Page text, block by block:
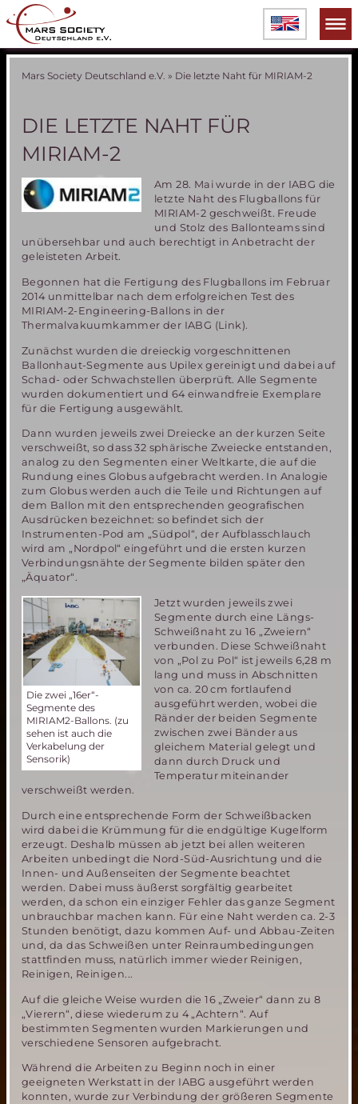
Mars Society Deutschland e.V. » Die letzte Naht für MIRIAM-2
DIE LETZTE NAHT FÜR
MIRIAM-2
Am 28. Mai wurde in der IABG die
letzte Naht des Flugballons für
MIRIAM-2 geschweißt. Freude
und Stolz des Ballonteams sind
unübersehbar und auch berechtigt in Anbetracht der
geleisteten Arbeit.
Begonnen hat die Fertigung des Flugballons im Februar
2014 unmittelbar nach dem erfolgreichen Test des
MIRIAM-2-Engineering-Ballons in der
Thermalvakuumkammer der IABG (Link).
Zunächst wurden die dreieckig vorgeschnittenen
Ballonhaut-Segmente aus Upilex gereinigt und dabei auf
Schad- oder Schwachstellen überprüft. Alle Segmente
wurden dokumentiert und 64 einwandfreie Exemplare
für die Fertigung ausgewählt.
Dann wurden jeweils zwei Dreiecke an der kurzen Seite
verschweißt, so dass 32 sphärische Zweiecke entstanden,
analog zu den Segmenten einer Weltkarte, die auf die
Rundung eines Globus aufgebracht werden. In Analogie
zum Globus werden auch die Teile und Richtungen auf
dem Ballon mit den entsprechenden geografischen
Ausdrücken bezeichnet: so befindet sich der
Instrumenten-Pod am „Südpol“, der Aufblasschlauch
wird am „Nordpol“ eingeführt und die ersten kurzen
Verbindungsnähte der Segmente bilden später den
„Äquator“.
Die zwei „16er“-
Segmente des
MIRIAM2-Ballons. (zu
sehen ist auch die
Verkabelung der
Sensorik)
Jetzt wurden jeweils zwei
Segmente durch eine Längs-
Schweißnaht zu 16 „Zweiern“
verbunden. Diese Schweißnaht
von „Pol zu Pol“ ist jeweils 6,28 m
lang und muss in Abschnitten
von ca. 20 cm fortlaufend
ausgeführt werden, wobei die
Ränder der beiden Segmente
zwischen zwei Bänder aus
gleichem Material gelegt und
dann durch Druck und
Temperatur miteinander
verschweißt werden.
Durch eine entsprechende Form der Schweißbacken
wird dabei die Krümmung für die endgültige Kugelform
erzeugt. Deshalb müssen ab jetzt bei allen weiteren
Arbeiten unbedingt die Nord-Süd-Ausrichtung und die
Innen- und Außenseiten der Segmente beachtet
werden. Dabei muss äußerst sorgfältig gearbeitet
werden, da schon ein einziger Fehler das ganze Segment
unbrauchbar machen kann. Für eine Naht werden ca. 2-3
Stunden benötigt, dazu kommen Auf- und Abbau-Zeiten
und, da das Schweißen unter Reinraumbedingungen
stattfinden muss, natürlich immer wieder Reinigen,
Reinigen, Reinigen...
Auf die gleiche Weise wurden die 16 „Zweier“ dann zu 8
„Vierern“, diese wiederum zu 4 „Achtern“. Auf
bestimmten Segmenten wurden Markierungen und
verschiedene Sensoren aufgebracht.
Während die Arbeiten zu Beginn noch in einer
geeigneten Werkstatt in der IABG ausgeführt werden
konnten, wurde zur Verbindung der größeren Segmente